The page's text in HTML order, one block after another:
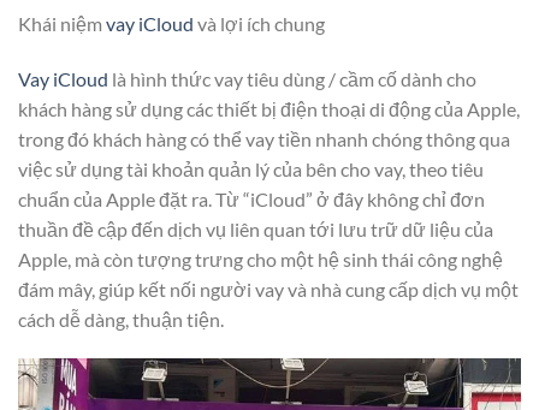
Khái niệm vay iCloud và lợi ích chung
Vay iCloud là hình thức vay tiêu dùng / cầm cố dành cho
khách hàng sử dụng các thiết bị điện thoại di động của Apple,
trong đó khách hàng có thể vay tiền nhanh chóng thông qua
việc sử dụng tài khoản quản lý của bên cho vay, theo tiêu
chuẩn của Apple đặt ra. Từ “iCloud” ở đây không chỉ đơn
thuần đề cập đến dịch vụ liên quan tới lưu trữ dữ liệu của
Apple, mà còn tượng trưng cho một hệ sinh thái công nghệ
đám mây, giúp kết nối người vay và nhà cung cấp dịch vụ một
cách dễ dàng, thuận tiện.